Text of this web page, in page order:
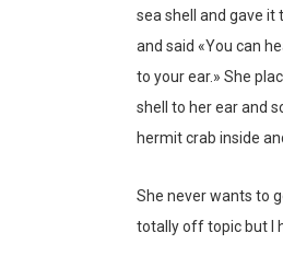
sea shell and gave it
and said «You can
to your ear.» She
shell to her ear and
hermit crab inside
She never wants to
totally off topic but I